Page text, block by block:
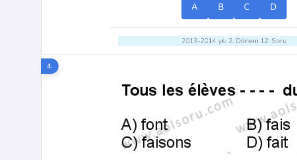
A B C D
2013-2014 yılı 2. Dönem 12. Soru
4.